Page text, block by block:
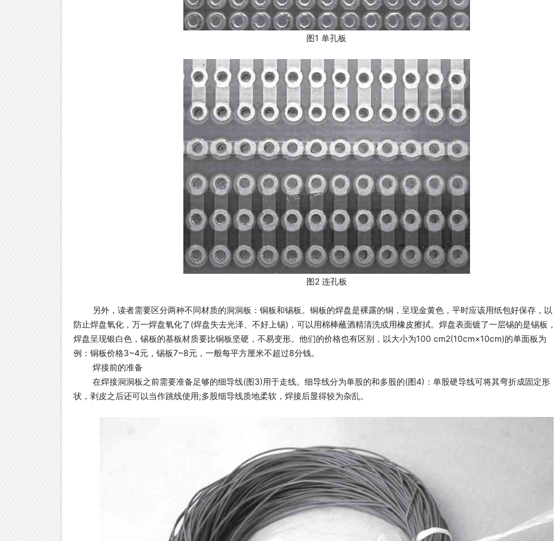
图1 单孔板
图2 连孔板
另外，读者需要区分两种不同材质的洞洞板：铜板和锡板。铜板的焊盘是裸露的铜，呈现金黄色，平时应该用纸包好保存，以
防止焊盘氧化，万一焊盘氧化了(焊盘失去光泽、不好上锡)，可以用棉棒蘸酒精清洗或用橡皮擦拭。焊盘表面镀了一层锡的是锡板，
焊盘呈现银白色，锡板的基板材质要比铜板坚硬，不易变形。他们的价格也有区别，以大小为100 cm2(10cm×10cm)的单面板为
例：铜板价格3~4元，锡板7~8元，一般每平方厘米不超过8分钱。
焊接前的准备
在焊接洞洞板之前需要准备足够的细导线(图3)用于走线。细导线分为单股的和多股的(图4)：单股硬导线可将其弯折成固定形
状，剥皮之后还可以当作跳线使用;多股细导线质地柔软，焊接后显得较为杂乱。